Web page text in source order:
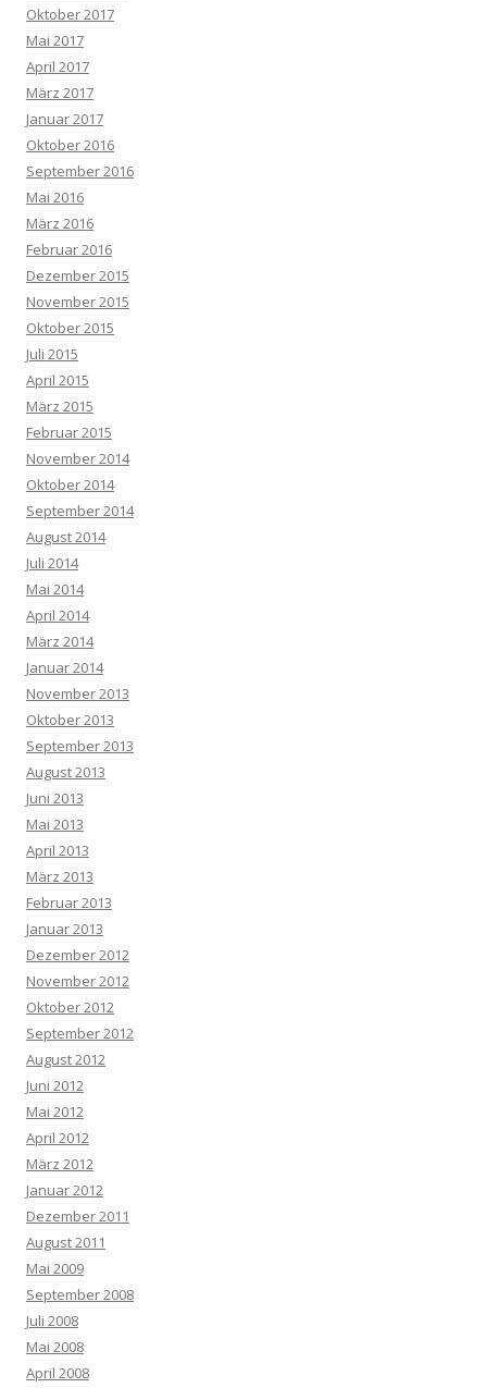
Oktober 2017
Mai 2017
April 2017
März 2017
Januar 2017
Oktober 2016
September 2016
Mai 2016
März 2016
Februar 2016
Dezember 2015
November 2015
Oktober 2015
Juli 2015
April 2015
März 2015
Februar 2015
November 2014
Oktober 2014
September 2014
August 2014
Juli 2014
Mai 2014
April 2014
März 2014
Januar 2014
November 2013
Oktober 2013
September 2013
August 2013
Juni 2013
Mai 2013
April 2013
März 2013
Februar 2013
Januar 2013
Dezember 2012
November 2012
Oktober 2012
September 2012
August 2012
Juni 2012
Mai 2012
April 2012
März 2012
Januar 2012
Dezember 2011
August 2011
Mai 2009
September 2008
Juli 2008
Mai 2008
April 2008